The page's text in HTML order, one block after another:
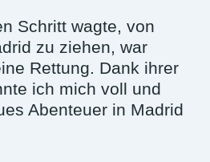
Schritt wagte, von
zu ziehen, war
Rettung. Dank ihrer
ich mich voll und
Abenteuer in Madrid